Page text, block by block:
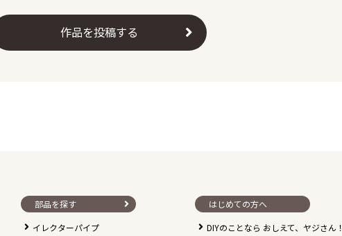
作品を投稿する
部品を探す
イレクターパイプ
はじめての方へ
DIYのことなら おしえて、ヤジさん！